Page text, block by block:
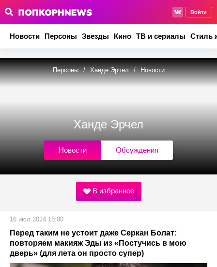
Войти
Новости Персоны Звезды Кино ТВ и сериалы Стиль
Персоны / Ханде Эрчел / Новости
Ханде Эрчел
Новости Обсуждения
В избранное
16 июл 2024 18:00
Перед таким не устоит даже Серкан Болат:
повторяем макияж Эды из «Постучись в мою
дверь» (для лета он просто супер)